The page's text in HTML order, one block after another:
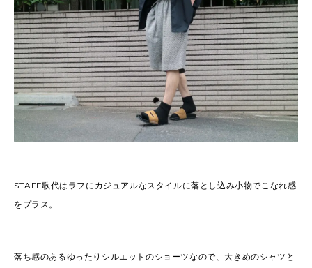
STAFF歌代はラフにカジュアルなスタイルに落とし込み小物でこなれ感
をプラス。
落ち感のあるゆったりシルエットのショーツなので、大きめのシャツと